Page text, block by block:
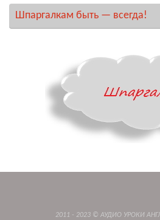
Шпаргалкам быть — всегда!
2011 - 2023 © АУДИО УРОКИ